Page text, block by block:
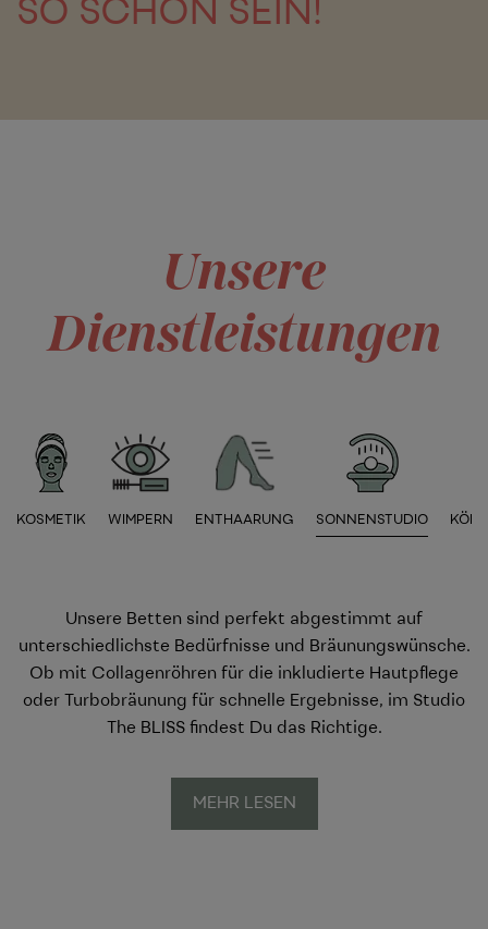
SO SCHÖN SEIN!
Unsere
Dienstleistungen
KOSMETIK WIMPERN ENTHAARUNG SONNENSTUDIO
Unsere Betten sind perfekt abgestimmt auf
unterschiedlichste Bedürfnisse und Bräunungswünsche.
Ob mit Collagenröhren für die inkludierte Hautpflege
oder Turbobräunung für schnelle Ergebnisse, im Studio
The BLISS findest Du das Richtige.
MEHR LESEN